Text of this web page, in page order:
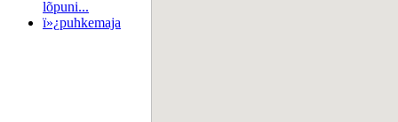
lõpuni...
ï»¿puhkemaja